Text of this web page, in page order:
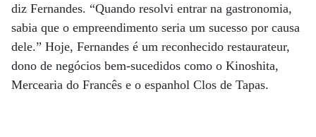
diz Fernandes. “Quando resolvi entrar na gastronomia,
sabia que o empreendimento seria um sucesso por causa
dele.” Hoje, Fernandes é um reconhecido restaurateur,
dono de negócios bem-sucedidos como o Kinoshita,
Mercearia do Francês e o espanhol Clos de Tapas.